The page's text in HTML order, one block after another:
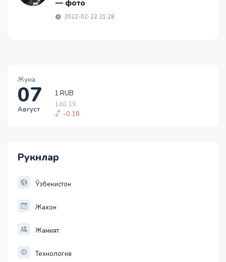
Жума
07
Август
1 RUB
146.19
-0.18
1 EUR
Рукнлар
Ўзбекистон
Жахон
Жамият
Технология
— фото
2022-02-22 21:28